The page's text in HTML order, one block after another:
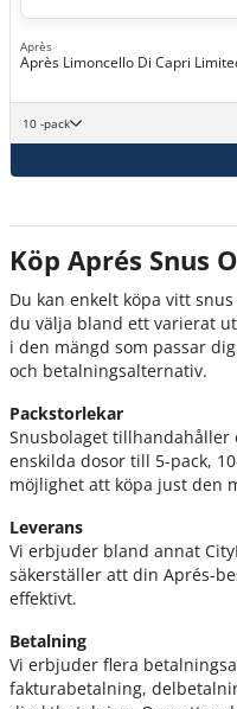
Après
Après Limoncello Di Capri
10 -pack
Köp Aprés Snus
Du kan enkelt köpa vitt
du välja bland ett varierat
i den mängd som passar
och betalningsalternativ.
Packstorlekar
Snusbolaget
enskilda dosor till 5-pack,
möjlighet att köpa just den
Leverans
Vi erbjuder bland annat
säkerställer att din Aprés-
effektivt.
Betalning
Vi erbjuder flera
fakturabetalning,